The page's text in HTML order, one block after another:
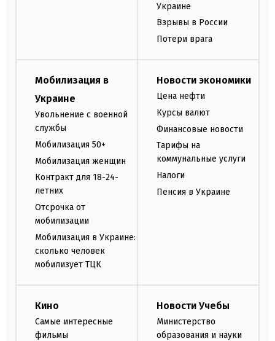
Украине
Взрывы в России
Потери врага
Мобилизация в
Украине
Увольнение с военной
службы
Мобилизация 50+
Мобилизация женщин
Контракт для 18-24-
летних
Отсрочка от
мобилизации
Мобилизация в Украине:
сколько человек
мобилизует ТЦК
Новости экономики
Цена нефти
Курсы валют
Финансовые новости
Тарифы на
коммунальные услуги
Налоги
Пенсия в Украине
Кино
Самые интересные
фильмы
Новости Учебы
Министерство
образования и науки